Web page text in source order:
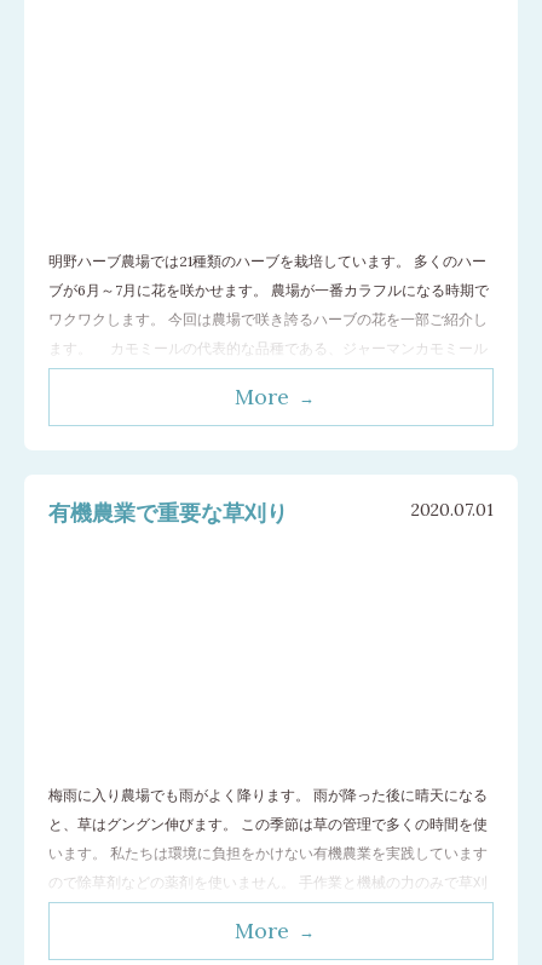
明野ハーブ農場では21種類のハーブを栽培しています。 多くのハー
ブが6月～7月に花を咲かせます。 農場が一番カラフルになる時期で
ワクワクします。 今回は農場で咲き誇るハーブの花を一部ご紹介し
ます。 カモミールの代表的な品種である、ジャーマンカモミール
甘い香りがします。 でも2品種で違いがあります。 花、葉とも
More
有機農業で重要な草刈り 2020.07.01
梅雨に入り農場でも雨がよく降ります。 雨が降った後に晴天になる
と、草はグングン伸びます。 この季節は草の管理で多くの時間を使
います。 私たちは環境に負担をかけない有機農業を実践しています
ので除草剤などの薬剤を使いません。 手作業と機械の力のみで草刈
ーブが植えてある場所は鎌で刈ったり手で抜いたりします。 中腰に
More